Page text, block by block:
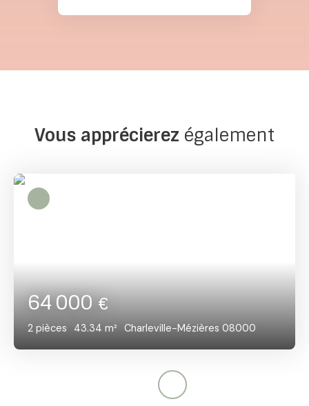
Vous apprécierez également
64 000€
2 pièces 43.34 m² Charleville-Mézières 08000